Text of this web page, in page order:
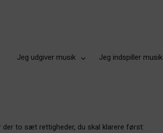
Jeg udgiver musik
Jeg indspiller musik
to sæt rettigheder, du skal klarere først: